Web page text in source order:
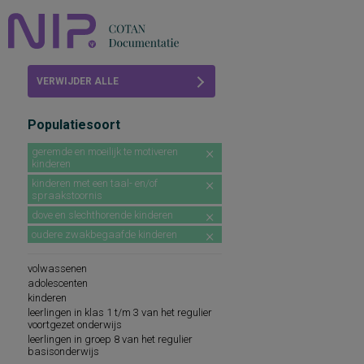
Abonneren
FAQ
VERWIJDER ALLE
Populatiesoort
geremde en moeilijk te motiveren
kinderen
kinderen met een taal- en/of
spraakstoornis
dove en slechthorende kinderen
oudere zwakbegaafde kinderen
volwassenen
adolescenten
kinderen
leerlingen in klas 1 t/m 3 van het regulier
voortgezet onderwijs
leerlingen in groep 8 van het regulier
basisonderwijs